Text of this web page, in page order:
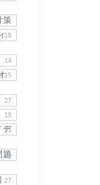
策
8
18
14
15
27
19
デ
71
題
35
27